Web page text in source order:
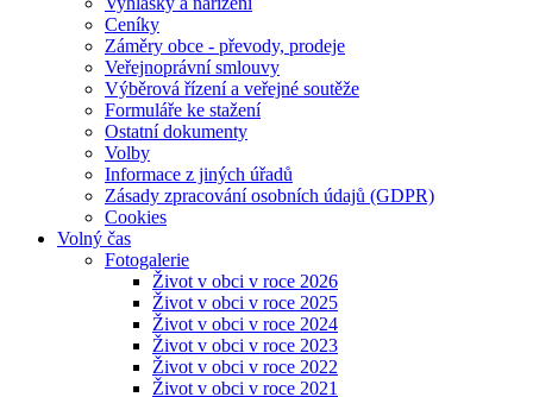
Ceníky
Záměry obce - převody, prodeje
Veřejnoprávní smlouvy
Výběrová řízení a veřejné soutěže
Formuláře ke stažení
Ostatní dokumenty
Volby
Informace z jiných úřadů
Zásady zpracování osobních údajů (GDPR)
Cookies
Volný čas
Fotogalerie
Život v obci v roce 2026
Život v obci v roce 2025
Život v obci v roce 2024
Život v obci v roce 2023
Život v obci v roce 2022
Život v obci v roce 2021